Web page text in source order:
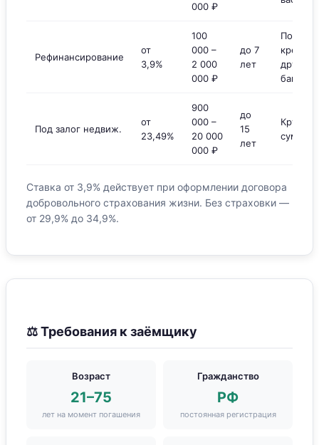
000 ₽
Рефинансирование
от
3,9%
100
000 –
2 000
000 ₽
до 7
лет
кредиты
других
банков
Под залог недвиж.
от
23,49%
900
000 –
20 000
000 ₽
до
15
лет
суммы
Ставка от 3,9% действует при оформлении договора
добровольного страхования жизни. Без страховки —
от 29,9% до 34,9%.
⚖ Требования к заёмщику
Возраст
21–75
лет на момент погашения
Гражданство
РФ
постоянная регистрация